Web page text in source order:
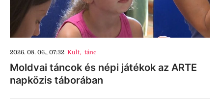
2026. 08. 06., 07:32 Kult, tánc
Moldvai táncok és népi játékok az ARTE
napközis táborában